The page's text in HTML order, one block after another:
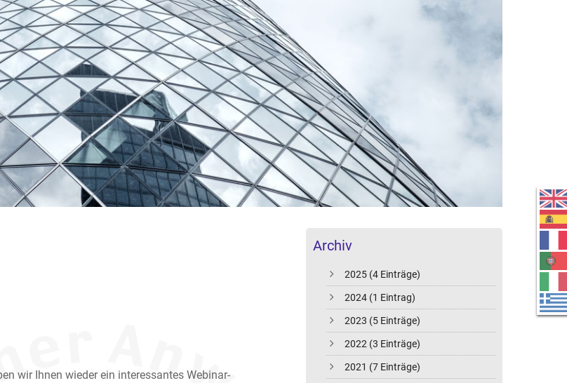
Archiv
2025 (4 Einträge)
2024 (1 Eintrag)
2023 (5 Einträge)
2022 (3 Einträge)
2021 (7 Einträge)
wir Ihnen wieder ein interessantes Webinar-